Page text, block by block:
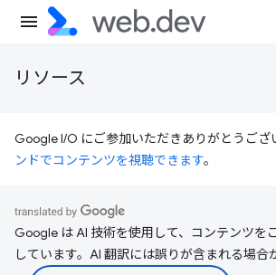
リソース
Google I/O にご参加いただきありがとうござ
ンドでコンテンツを視聴できます。
Google は AI 技術を使用して、コンテンツを
しています。AI 翻訳には誤りが含まれる場合